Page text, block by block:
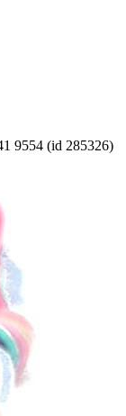
9554 (id 285326)